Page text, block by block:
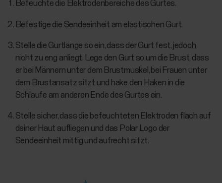
Befeuchte die Elektrodenbereiche des Gurtes.
Befestige die Sendeeinheit am elastischen Gurt.
Stelle die Gurtlänge so ein, dass der Gurt fest, jedoch
nicht zu eng anliegt. Lege den Gurt so um die Brust, dass
er bei Männern unter dem Brustmuskel, bei Frauen unter
dem Brustansatz sitzt und hake den Haken in die
Schlaufe am anderen Ende des Gurtes ein.
Stelle sicher, dass die befeuchteten Elektroden flach auf
deiner Haut aufliegen und das Polar Logo der
Sendeeinheit mittig und aufrecht sitzt.